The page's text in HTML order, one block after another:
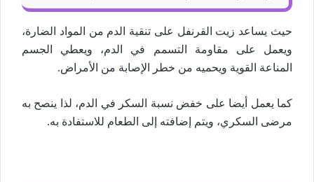
حيث يساعد زيت القرنفل على تنقية الدم من المواد الضارة،
ويعمل على مقاومة التسمم في الدم، ويعطي الجسم
المناعة القوية ويحميه من خطر الإصابة من الأمراض.
كما يعمل أيضا على خفض نسبة السكر في الدم، لذا ينصح به
مرضى السكري، ويتم إضافته إلى الطعام للاستفادة به.